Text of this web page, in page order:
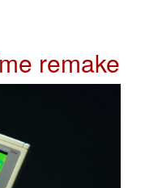
remake